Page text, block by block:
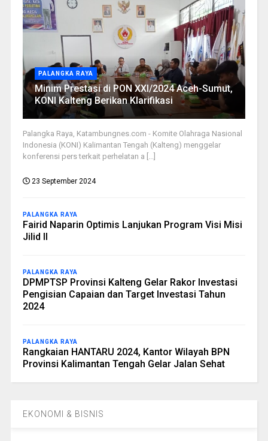
PALANGKA RAYA
Minim Prestasi di PON XXI/2024 Aceh-Sumut,
KONI Kalteng Berikan Klarifikasi
Palangka Raya, Katambungnes.com - Komite Olahraga Nasional
Indonesia (KONI) Kalimantan Tengah (Kalteng) menggelar
konferensi pers terkait perhelatan a [...]
23 September 2024
PALANGKA RAYA
Fairid Naparin Optimis Lanjukan Program Visi Misi
Jilid II
PALANGKA RAYA
DPMPTSP Provinsi Kalteng Gelar Rakor Investasi
Pengisian Capaian dan Target Investasi Tahun
2024
PALANGKA RAYA
Rangkaian HANTARU 2024, Kantor Wilayah BPN
Provinsi Kalimantan Tengah Gelar Jalan Sehat
EKONOMI & BISNIS